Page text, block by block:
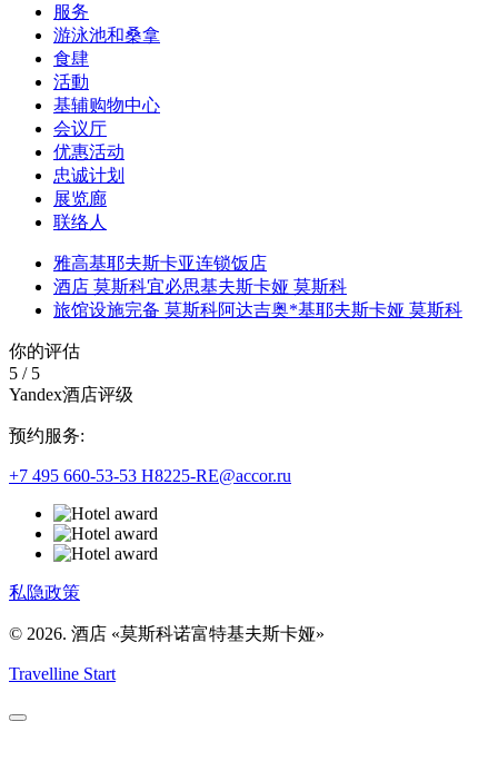
服务
游泳池和桑拿
食肆
活動
基辅购物中心
会议厅
优惠活动
忠诚计划
展览廊
联络人
雅高基耶夫斯卡亚连锁饭店
酒店 莫斯科宜必思基夫斯卡娅 莫斯科
旅馆设施完备 莫斯科阿达吉奥*基耶夫斯卡娅 莫斯科
你的评估
5 / 5
Yandex酒店评级
预约服务:
+7 495 660-53-53 H8225-RE@accor.ru
私隐政策
© 2026. 酒店 «莫斯科诺富特基夫斯卡娅»
Travelline Start